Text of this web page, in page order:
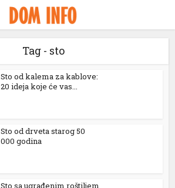
Tag - sto
Sto od kalema za kablove:
20 ideja koje će vas...
Sto od drveta starog 50
000 godina
Sto sa ugrađenim roštiljem